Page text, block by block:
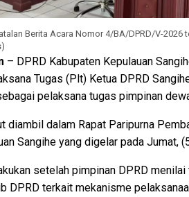
Berita Acara Nomor 4/BA/DPRD/V-2026
– DPRD Kabupaten Kepulauan
Tugas (Plt) Ketua DPRD
pelaksana tugas pimpinan
diambil dalam Rapat Paripurna
Sangihe yang digelar pada Jumat,
setelah pimpinan DPRD
DPRD terkait mekanisme